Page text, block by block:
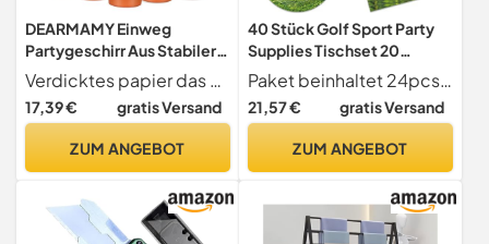
DEARMAMY Einweg
Partygeschirr Aus Stabiler
Papierware in
Leuchtendem Orange Inkl
Und Pappteller Becher Und
Auslaufsicher Und
Picknick Feier
Verdicktes papier das papiergeschirr kann den anforderungen einer party gerecht werden, vom aufbewahren von speisen und getränken bis hin zum aushalten von verschütteten flüssigkeiten und verschmutzungen, geburtstagsparty-geschirr, serviettenbecher
17,39 € gratis Versand
ZUM ANGEBOT
40 Stück Golf Sport Party
Supplies Tischset 20
Dessertteller 17,8 cm 20
Lunch-Servietten Einweg-
Papierwaren für Golfball,
Themen,
Paket beinhaltet 24pcs Teller und 24pcs Papierhandtuch für die Golfparty
21,57 € gratis Versand
ZUM ANGEBOT